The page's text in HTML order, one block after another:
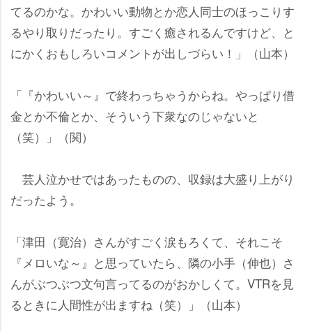
てるのかな。かわいい動物とか恋人同士のほっこりす
るやり取りだったり。すごく癒されるんですけど、と
にかくおもしろいコメントが出しづらい！」（山本）
「『かわいい～』で終わっちゃうからね。やっぱり借
金とか不倫とか、そういう下衆なのじゃないと
（笑）」（関）
芸人泣かせではあったものの、収録は大盛り上がり
だったよう。
「津田（寛治）さんがすごく涙もろくて、それこそ
『メロいな～』と思っていたら、隣の小手（伸也）さ
んがぶつぶつ文句言ってるのがおかしくて。VTRを見
るときに人間性が出ますね（笑）」（山本）